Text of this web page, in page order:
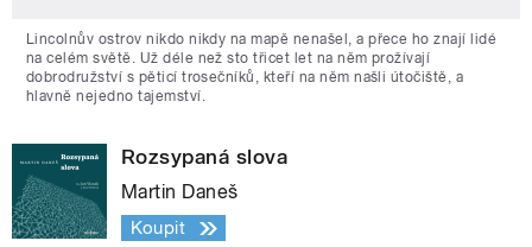
Lincolnův ostrov nikdo nikdy na mapě nenašel, a přece ho znají lidé
na celém světě. Už déle než sto třicet let na něm prožívají
dobrodružství s pěticí trosečníků, kteří na něm našli útočiště, a
hlavně nejedno tajemství.
Rozsypaná slova
Martin Daneš
Koupit